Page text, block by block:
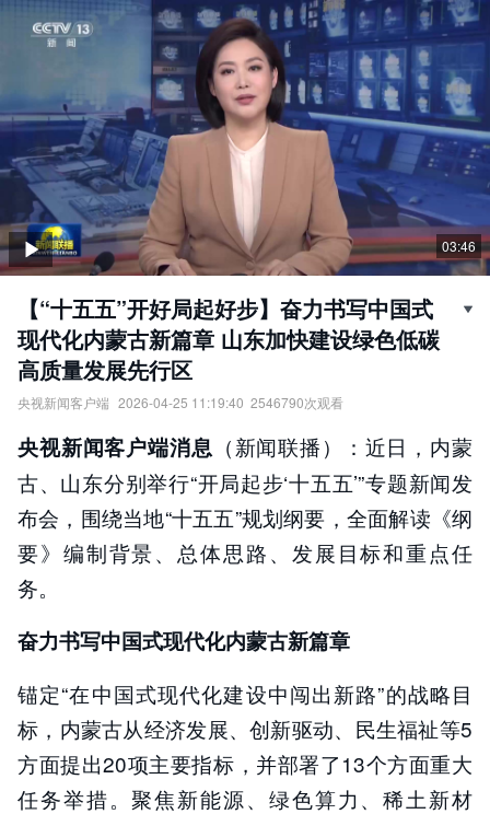
03:46
【“十五五”开好局起好步】奋力书写中国式
现代化内蒙古新篇章 山东加快建设绿色低碳
高质量发展先行区
央视新闻客户端 2026-04-25 11:19:40 2546790次观看
（1）奋力书写中国式现代化内蒙古新篇章；
（2）山东加快建设绿色低碳高质量发展先行区。
责任编辑： 央视新闻客户端
央视新闻客户端消息 （新闻联播）：近日，内蒙
古、山东分别举行“开局起步‘十五五’”专题新闻发
布会，围绕当地“十五五”规划纲要，全面解读《纲
要》编制背景、总体思路、发展目标和重点任
务。
奋力书写中国式现代化内蒙古新篇章
锚定“在中国式现代化建设中闯出新路”的战略目
标，内蒙古从经济发展、创新驱动、民生福祉等5
方面提出20项主要指标，并部署了13个方面重大
任务举措。聚焦新能源、绿色算力、稀土新材